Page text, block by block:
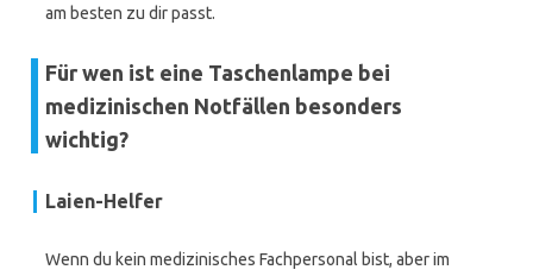
am besten zu dir passt.
Für wen ist eine Taschenlampe bei
medizinischen Notfällen besonders
wichtig?
Laien-Helfer
Wenn du kein medizinisches Fachpersonal bist, aber im